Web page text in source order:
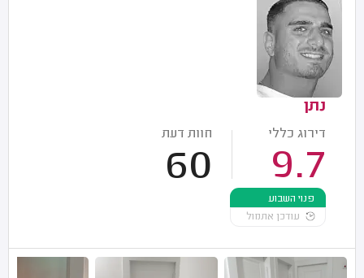
נתן
דירוג כללי
9.7
חוות דעת
60
פנוי השבוע
עודכן אתמול